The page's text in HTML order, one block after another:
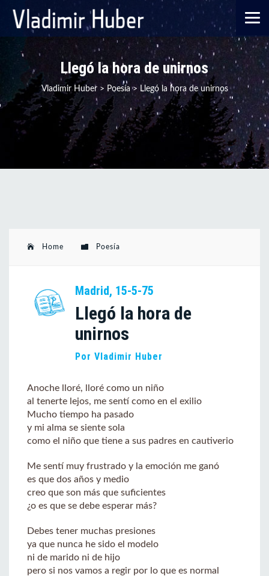
Llegó la hora de unirnos
Vladimir Huber> Poesía > Llegó la hora de unirnos
Home Poesía
Madrid, 15-5-75
Llegó la hora de
unirnos
Por Vladimir Huber
Anoche lloré, lloré como un niño
al tenerte lejos, me sentí como en el exilio
Mucho tiempo ha pasado
y mi alma se siente sola
como el niño que tiene a sus padres en cautiverio
Me sentí muy frustrado y la emoción me ganó
es que dos años y medio
creo que son más que suficientes
¿o es que se debe esperar más?
Debes tener muchas presiones
ya que nunca he sido el modelo
ni de marido ni de hijo
pero si nos vamos a regir por lo que es normal